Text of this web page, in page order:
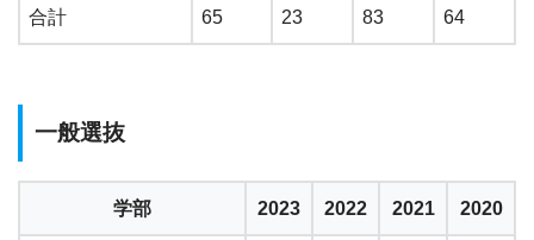
合計 65 23 83 64
一般選抜
学部 2023 2022 2021 2020